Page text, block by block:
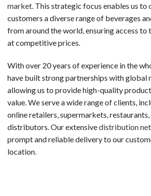
market. This strategic focus enables us to
customers a diverse range of beverages
from around the world, ensuring access to
at competitive prices.
With over 20 years of experience in the
have built strong partnerships with global
allowing us to provide high-quality
value. We serve a wide range of clients,
online retailers, supermarkets,
distributors. Our extensivedistribution
prompt and reliable delivery to our
location.
ウェルカムボーナス（デポジット特典）
最初の入金時に一般的に提供されるボー
スピンボーナス
キャッシュバックボーナス
失敗した場合でも、損失の一部が戻って
VIP・ハイローラー・ハイローラー
大量プレイヤーや常連客プレイヤー向け
初めての人が陥りやすい5つのミス